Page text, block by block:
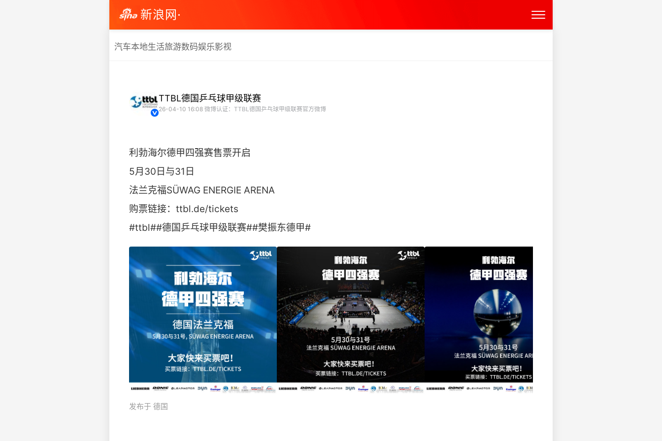
新浪网·
汽车本地生活旅游数码娱乐影视
TTBL德国乒乓球甲级联赛
26-04-10 16:08 微博认证：TTBL德国乒乓球甲级联赛官方微博
利勃海尔德甲四强赛售票开启
5月30日与31日
法兰克福SÜWAG ENERGIE ARENA
购票链接：ttbl.de/tickets
#ttbl##德国乒乓球甲级联赛##樊振东德甲# ​
发布于 德国